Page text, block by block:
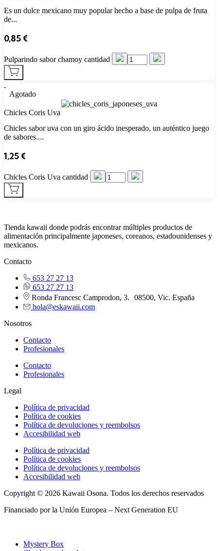
Es un dulce mexicano muy popular hecho a base de pulpa de fruta
de...
0,85€
Pulparindo sabor chamoy cantidad
Agotado
Chicles Coris Uva
Chicles sabor uva con un giro ácido inesperado, un auténtico juego
de sabores....
1,25€
Chicles Coris Uva cantidad
Tienda kawaii donde podrás encontrar múltiples productos de
alimentación principalmente japoneses, coreanos, estadounidenses y
mexicanos.
Contacto
653 27 27 13
653 27 27 13
Ronda Francesc Camprodon, 3. 08500, Vic. España
hola@eskawaii.com
Nosotros
Contacto
Profesionales
Contacto
Profesionales
Legal
Política de privacidad
Política de cookies
Política de devoluciones y reembolsos
Accesibilidad web
Política de privacidad
Política de cookies
Política de devoluciones y reembolsos
Accesibilidad web
Copyright © 2026 Kawaii Osona. Todos los derechos reservados
Financiado por la Unión Europea – Next Generation EU
Mystery Box